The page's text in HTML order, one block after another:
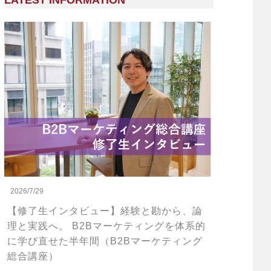
2026/7/29
【修了生インタビュー】経験と勘から、論
理と実践へ。 B2Bマーケティングを体系的
に学び直せた半年間（B2Bマーケティング
総合講座）